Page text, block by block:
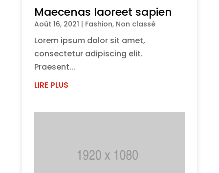
Maecenas laoreet sapien
Août 16, 2021 | Fashion, Non classé
Lorem ipsum dolor sit amet,
consectetur adipiscing elit.
Praesent...
LIRE PLUS